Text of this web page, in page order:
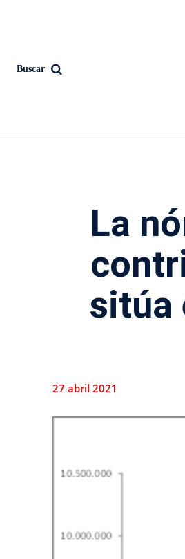
Buscar
La
sitúa
27 abril 2021